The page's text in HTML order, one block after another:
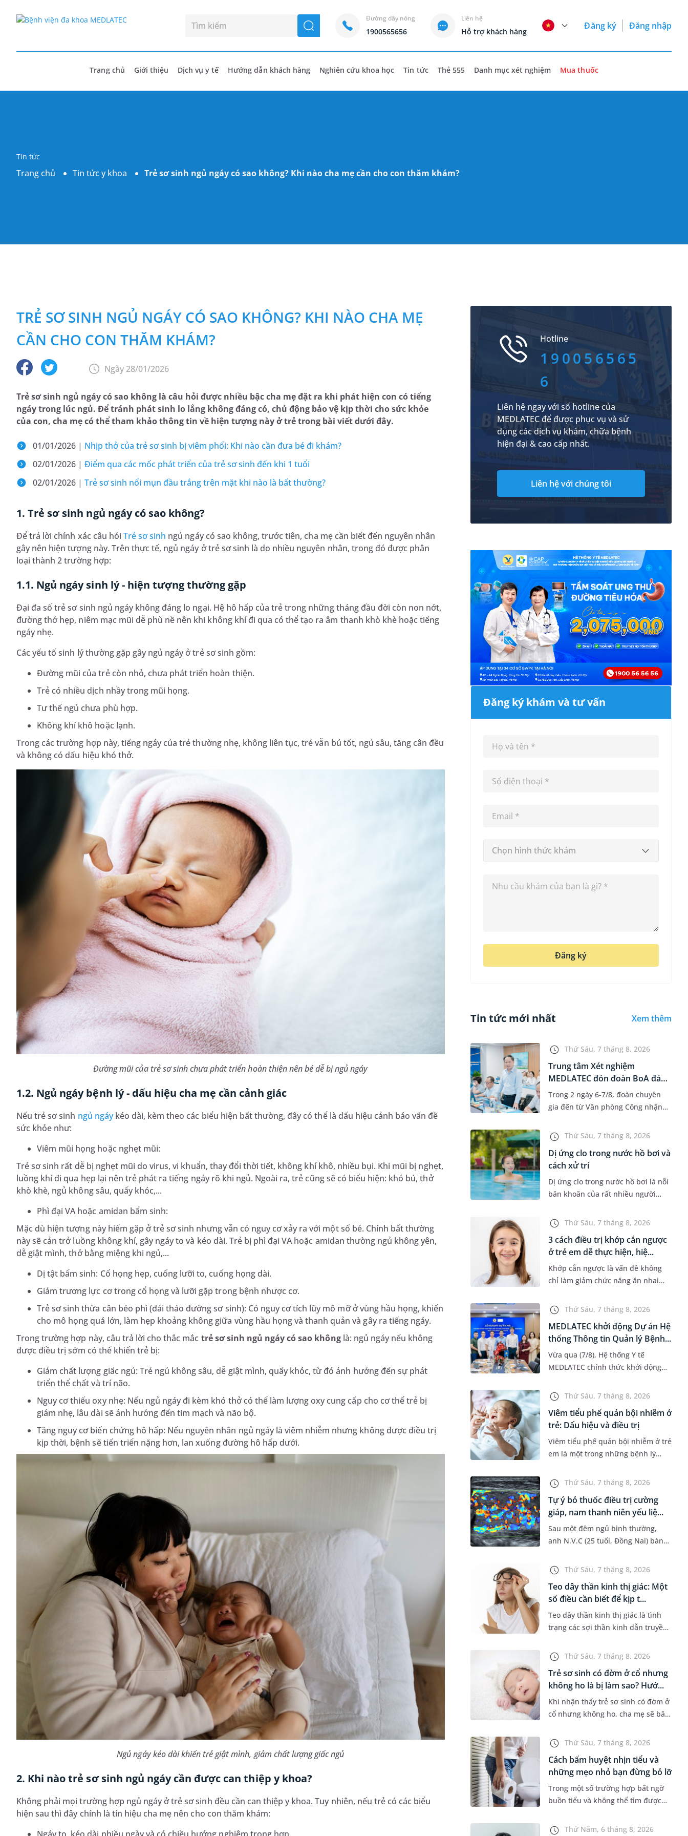
seach
Đường dây nóng
1900565656
Liên hệ
Hỗ trợ khách hàng
Đăng ký Đăng nhập
Trang chủ Giới thiệu Dịch vụ y tế Hướng dẫn khách hàng Nghiên cứu khoa học Tin tức Thẻ 555 Danh mục xét nghiệm Mua thuốc
Tin tức
Trang chủ Tin tức y khoa Trẻ sơ sinh ngủ ngáy có sao không? Khi nào cha mẹ cần cho con thăm khám?
TRẺ SƠ SINH NGỦ NGÁY CÓ SAO KHÔNG? KHI NÀO CHA MẸ
CẦN CHO CON THĂM KHÁM?
Ngày 28/01/2026
Trẻ sơ sinh ngủ ngáy có sao không là câu hỏi được nhiều bậc cha mẹ đặt ra khi phát hiện con có tiếng
ngáy trong lúc ngủ. Để tránh phát sinh lo lắng không đáng có, chủ động bảo vệ kịp thời cho sức khỏe
của con, cha mẹ có thể tham khảo thông tin về hiện tượng này ở trẻ trong bài viết dưới đây.
01/01/2026 | Nhịp thở của trẻ sơ sinh bị viêm phổi: Khi nào cần đưa bé đi khám?
02/01/2026 | Điểm qua các mốc phát triển của trẻ sơ sinh đến khi 1 tuổi
02/01/2026 | Trẻ sơ sinh nổi mụn đầu trắng trên mặt khi nào là bất thường?
1. Trẻ sơ sinh ngủ ngáy có sao không?
Để trả lời chính xác câu hỏi Trẻ sơ sinh ngủ ngáy có sao không, trước tiên, cha mẹ cần biết đến nguyên nhân
gây nên hiện tượng này. Trên thực tế, ngủ ngáy ở trẻ sơ sinh là do nhiều nguyên nhân, trong đó được phân
loại thành 2 trường hợp:
1.1. Ngủ ngáy sinh lý - hiện tượng thường gặp
Đại đa số trẻ sơ sinh ngủ ngáy không đáng lo ngại. Hệ hô hấp của trẻ trong những tháng đầu đời còn non nớt,
đường thở hẹp, niêm mạc mũi dễ phù nề nên khi không khí đi qua có thể tạo ra âm thanh khò khè hoặc tiếng
ngáy nhẹ.
Các yếu tố sinh lý thường gặp gây ngủ ngáy ở trẻ sơ sinh gồm:
Đường mũi của trẻ còn nhỏ, chưa phát triển hoàn thiện.
Trẻ có nhiều dịch nhầy trong mũi họng.
Tư thế ngủ chưa phù hợp.
Không khí khô hoặc lạnh.
Trong các trường hợp này, tiếng ngáy của trẻ thường nhẹ, không liên tục, trẻ vẫn bú tốt, ngủ sâu, tăng cân đều
và không có dấu hiệu khó thở.
Đường mũi của trẻ sơ sinh chưa phát triển hoàn thiện nên bé dễ bị ngủ ngáy
1.2. Ngủ ngáy bệnh lý - dấu hiệu cha mẹ cần cảnh giác
Nếu trẻ sơ sinh ngủ ngáykéo dài, kèm theo các biểu hiện bất thường, đây có thể là dấu hiệu cảnh báo vấn đề
sức khỏe như:
Viêm mũi họng hoặc nghẹt mũi:
Trẻ sơ sinh rất dễ bị nghẹt mũi do virus, vi khuẩn, thay đổi thời tiết, không khí khô, nhiều bụi. Khi mũi bị nghẹt,
luồng khí đi qua hẹp lại nên trẻ phát ra tiếng ngáy rõ khi ngủ. Ngoài ra, trẻ cũng sẽ có biểu hiện: khó bú, thở
khò khè, ngủ không sâu, quấy khóc,...
Phì đại VA hoặc amidan bẩm sinh:
Mặc dù hiện tượng này hiếm gặp ở trẻ sơ sinh nhưng vẫn có nguy cơ xảy ra với một số bé. Chính bất thường
này sẽ cản trở luồng không khí, gây ngáy to và kéo dài. Trẻ bị phì đại VA hoặc amidan thường ngủ không yên,
dễ giật mình, thở bằng miệng khi ngủ,...
Dị tật bẩm sinh: Cổ họng hẹp, cuống lưỡi to, cuống họng dài.
Giảm trương lực cơ trong cổ họng và lưỡi gặp trong bệnh nhược cơ.
Trẻ sơ sinh thừa cân béo phì (đái tháo đường sơ sinh): Có nguy cơ tích lũy mô mỡ ở vùng hầu họng, khiến
cho mô họng quá lớn, làm hẹp khoảng không giữa vùng hầu họng và thanh quản và gây ra tiếng ngáy.
Trong trường hợp này, câu trả lời cho thắc mắc trẻ sơ sinh ngủ ngáy có sao khônglà: ngủ ngáy nếu không
được điều trị sớm có thể khiến trẻ bị:
Giảm chất lượng giấc ngủ: Trẻ ngủ không sâu, dễ giật mình, quấy khóc, từ đó ảnh hưởng đến sự phát
triển thể chất và trí não.
Nguy cơ thiếu oxy nhẹ: Nếu ngủ ngáy đi kèm khó thở có thể làm lượng oxy cung cấp cho cơ thể trẻ bị
giảm nhẹ, lâu dài sẽ ảnh hưởng đến tim mạch và não bộ.
Tăng nguy cơ biến chứng hô hấp: Nếu nguyên nhân ngủ ngáy là viêm nhiễm nhưng không được điều trị
kịp thời, bệnh sẽ tiến triển nặng hơn, lan xuống đường hô hấp dưới.
Ngủ ngáy kéo dài khiến trẻ giật mình, giảm chất lượng giấc ngủ
2. Khi nào trẻ sơ sinh ngủ ngáy cần được can thiệp y khoa?
Không phải mọi trường hợp ngủ ngáy ở trẻ sơ sinh đều cần can thiệp y khoa. Tuy nhiên, nếu trẻ có các biểu
hiện sau thì đây chính là tín hiệu cha mẹ nên cho con thăm khám:
Hotline
190056565
6
Liên hệ ngay với số hotline của
MEDLATEC để được phục vụ và sử
dụng các dịch vụ khám, chữa bệnh
hiện đại & cao cấp nhất.
Liên hệ với chúng tôi
Đăng ký khám và tư vấn
Chọn hình thức khám
Đăng ký
Tin tức mới nhất Xem thêm
Thứ Sáu, 7 tháng 8, 2026
Trung tâm Xét nghiệm
MEDLATEC đón đoàn BoA đánh
giá giám...
Trong 2 ngày 6-7/8, đoàn chuyên
gia đến từ Văn phòng Công nhận
nhận và đánh giá cao nỗ lực duy trì
hệ thống quản lý chất lượ...
Thứ Sáu, 7 tháng 8, 2026
Dị ứng clo trong nước hồ bơi và
cách xử trí
Dị ứng clo trong nước hồ bơi là nỗi
băn khoăn của rất nhiều người
trường hợp thường xuyên bơi ở
những hồ bơi nhân tạo. Bài v...
Thứ Sáu, 7 tháng 8, 2026
3 cách điều trị khớp cắn ngược
ở trẻ em dễ thực hiện, hiệ...
Khớp cắn ngược là vấn đề không
chỉ làm giảm chức năng ăn nhai
đối của khuôn mặt. Do đó, cần khắc
phục sớm tình trạng này để...
Thứ Sáu, 7 tháng 8, 2026
MEDLATEC khởi động Dự án Hệ
thống Thông tin Quản lý Bệnh...
Vừa qua (7/8), Hệ thống Y tế
MEDLATEC chính thức khởi động
Bệnh viện (HIS - Hospital
Information System) giai đoạn mới.
Dự á...
Thứ Sáu, 7 tháng 8, 2026
Viêm tiểu phế quản bội nhiễm ở
trẻ: Dấu hiệu và điều trị
Viêm tiểu phế quản bội nhiễm ở trẻ
em là một trong những bệnh lý
bùng phát vào thời điểm giao mùa.
Khi những tổn thương ban đầ...
Thứ Sáu, 7 tháng 8, 2026
Tự ý bỏ thuốc điều trị cường
giáp, nam thanh niên yếu liệ...
Sau một đêm ngủ bình thường,
anh N.V.C (25 tuổi, Đồng Nai) bàng
không thể vận động đi lại được. Kết
quả thăm khám tại Phòng...
Thứ Sáu, 7 tháng 8, 2026
Teo dây thần kinh thị giác: Một
số điều cần biết để kịp t...
Teo dây thần kinh thị giác là tình
trạng các sợi thần kinh dẫn truyền
thương và dần mất đi chức năng
hoạt động. Nếu điều trị m...
Thứ Sáu, 7 tháng 8, 2026
Trẻ sơ sinh có đờm ở cổ nhưng
không ho là bị làm sao? Hướ...
Khi nhận thấy trẻ sơ sinh có đờm ở
cổ nhưng không ho, cha mẹ sẽ băn
đường hô hấp hay không. Những
chia sẻ dưới đây sẽ giúp ch...
Thứ Sáu, 7 tháng 8, 2026
Cách bấm huyệt nhịn tiểu và
những mẹo nhỏ bạn đừng bỏ lỡ
Trong một số trường hợp bất ngờ
buồn tiểu và không thể tìm được
dụng phương pháp bấm huyệt
Thứ Năm, 6 tháng 8, 2026